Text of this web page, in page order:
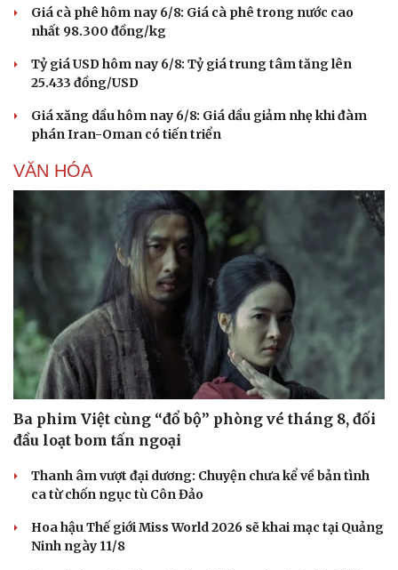
Giá cà phê hôm nay 6/8: Giá cà phê trong nước cao
nhất 98.300 đồng/kg
Tỷ giá USD hôm nay 6/8: Tỷ giá trung tâm tăng lên
25.433 đồng/USD
Giá xăng dầu hôm nay 6/8: Giá dầu giảm nhẹ khi đàm
phán Iran-Oman có tiến triển
VĂN HÓA
Ba phim Việt cùng “đổ bộ” phòng vé tháng 8, đối
đầu loạt bom tấn ngoại
Thanh âm vượt đại dương: Chuyện chưa kể về bản tình
ca từ chốn ngục tù Côn Đảo
Hoa hậu Thế giới Miss World 2026 sẽ khai mạc tại Quảng
Ninh ngày 11/8